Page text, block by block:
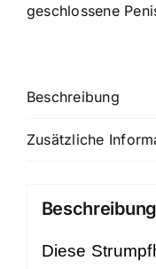
geschlossene
Beschreibung
Zusätzliche
Beschreibung
Diese